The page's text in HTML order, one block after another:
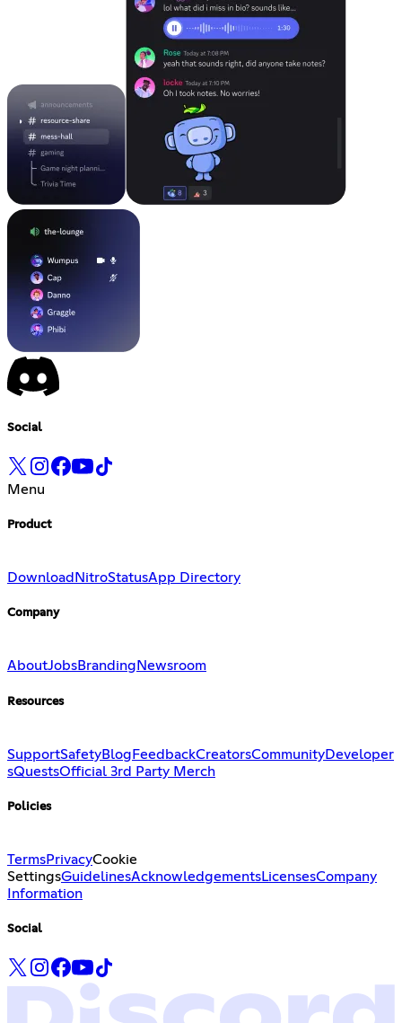
Social
Menu
Product
Download NitroStatusApp Directory
Company
AboutJobsBranding Newsroom
Resources
SupportSafetyBlog FeedbackCreatorsCommunityDeveloper
sQuestsOfficial 3rd Party Merch
Policies
TermsPrivacyCookie
SettingsGuidelinesAcknowledgementsLicensesCompany
Information
Social